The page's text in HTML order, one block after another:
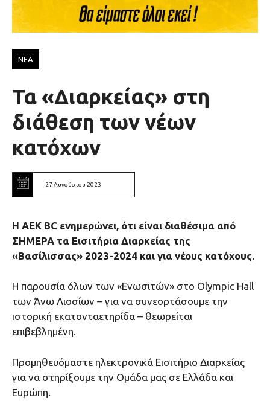
ΝΕΑ
Τα «Διαρκείας» στη
διάθεση των νέων
κατόχων
27 Αυγούστου 2023
Η ΑΕΚ ΒC ενημερώνει, ότι είναι διαθέσιμα από
ΣΗΜΕΡΑ τα Εισιτήρια Διαρκείας της
«Βασίλισσας» 2023-2024 και για νέους κατόχους.
Η παρουσία όλων των «Ενωσιτών» στο Olympic Hall
των Άνω Λιοσίων – για να συνεορτάσουμε την
ιστορική εκατονταετηρίδα – θεωρείται
επιβεβλημένη.
Προμηθευόμαστε ηλεκτρονικά Εισιτήριο Διαρκείας
για να στηρίξουμε την Ομάδα μας σε Ελλάδα και
Ευρώπη.